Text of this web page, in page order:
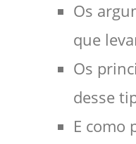
Os
que
Os
desse
E como